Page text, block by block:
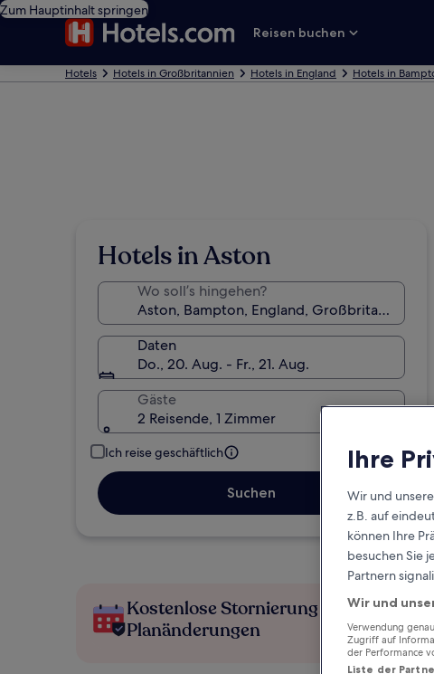
Zum Hauptinhalt springen
Reisen buchen
Hotels Hotels in Großbritannien Hotels in England Hotels in
Hotels in Aston
Wo soll’s hingehen?
Daten
Do., 20. Aug. - Fr., 21. Aug.
Gäste
2 Reisende, 1 Zimmer
Ich reise geschäftlich
Suchen
Kostenlose Stornierung bei
Planänderungen
Ihre
Wir und unsere
z.B. auf
können Ihre
besuchen Sie
Partnern
Wir und
Verwendung
Zugriff auf
der Performance
Liste der